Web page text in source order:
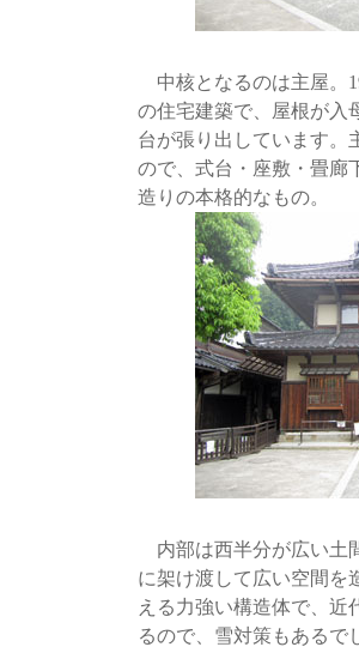
中核となるのは主屋。
の住宅建築で、屋根が入
台が張り出しています。
ので、式台・座敷・畳廊
造りの本格的なもの。
内部は西半分が広い土
に架け渡して広い空間を
える力強い構造体で、
るので、雪対策もあるで